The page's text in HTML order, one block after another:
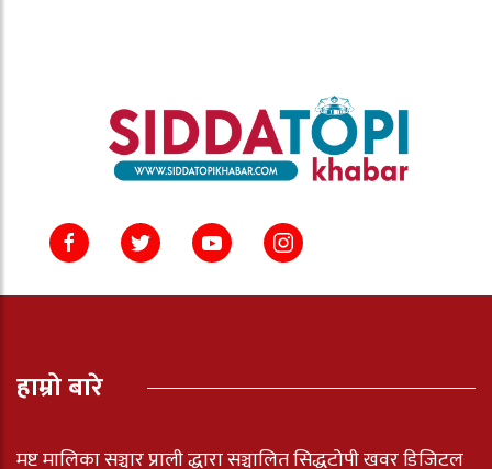
हाम्रो बारे
मष्ट मालिका सञ्चार प्राली द्धारा सञ्चालित सिद्धटोपी खवर डिजिटल